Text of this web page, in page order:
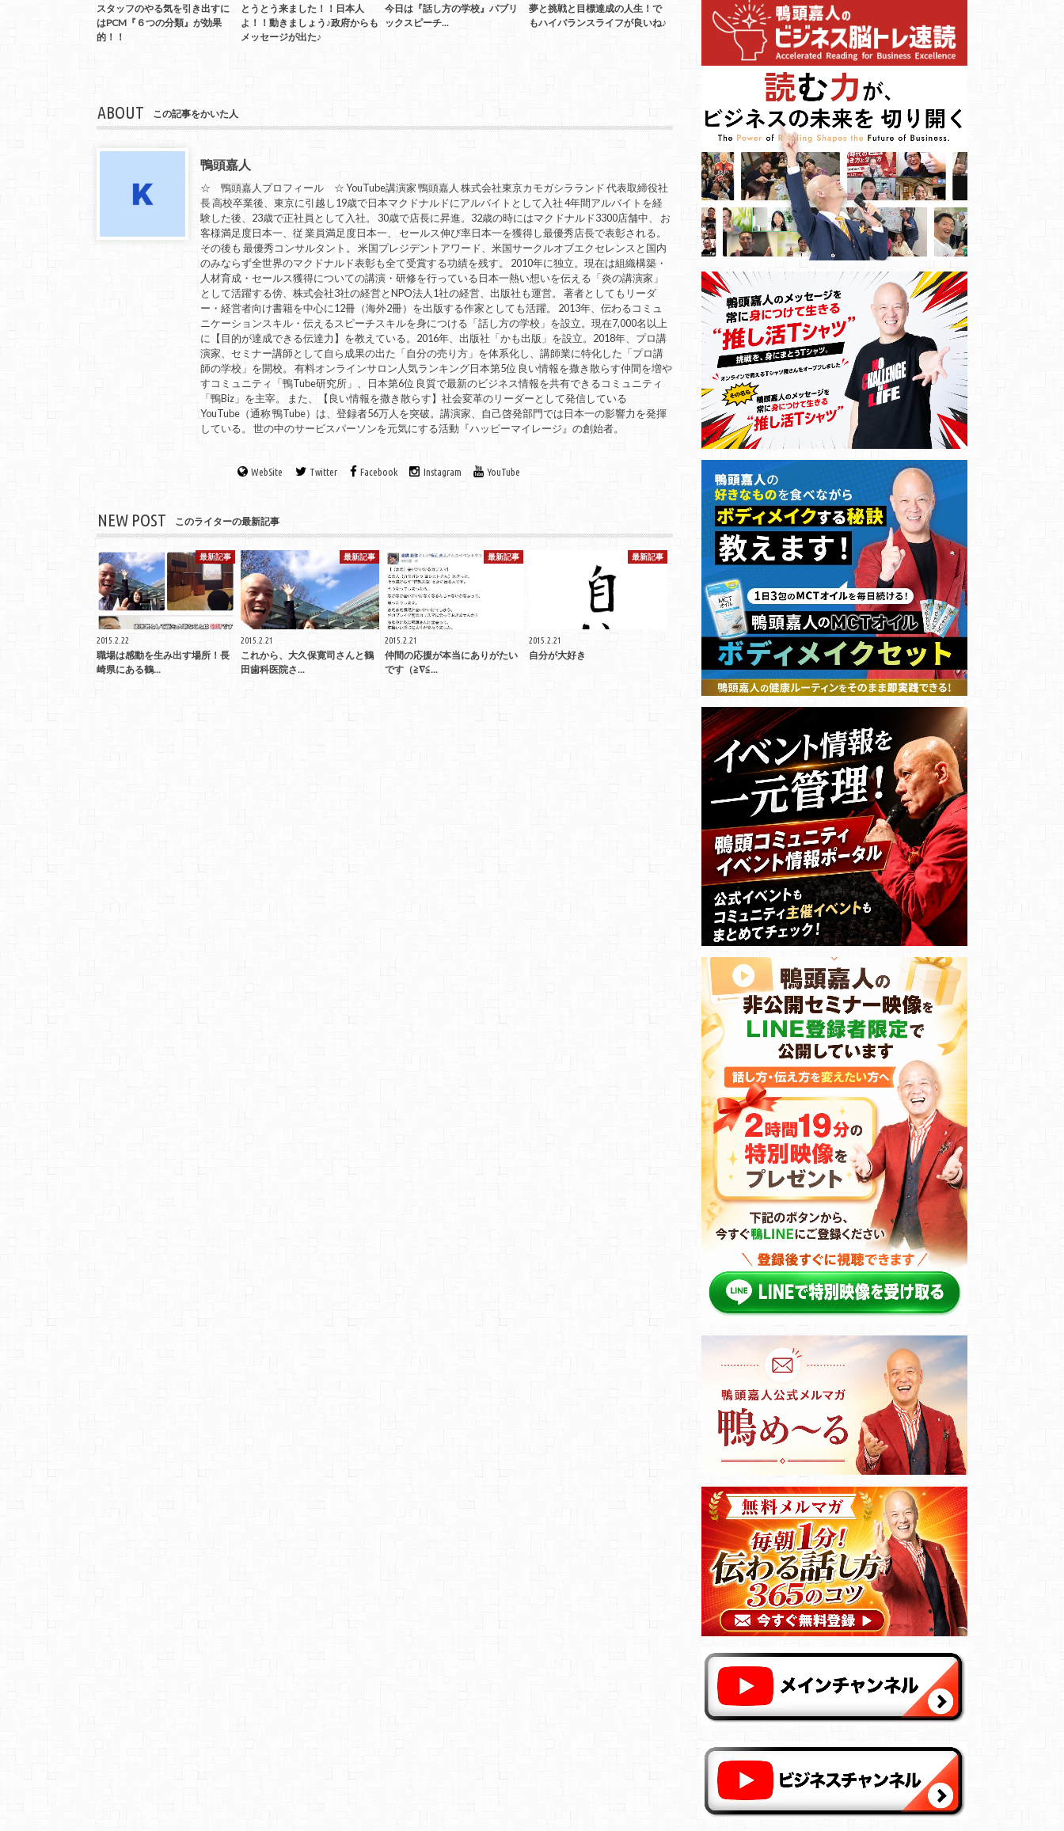
スタッフのやる気を引き出すに
はPCM『６つの分類』が効果
的！！
とうとう来ました！！日本人
よ！！動きましょう♪政府からも
メッセージが出た♪
今日は『話し方の学校』パブリ
ックスピーチ...
夢と挑戦と目標達成の人生！で
もハイバランスライフが良いね♪
ABOUT この記事をかいた人
鴨頭嘉人
☆ 鴨頭嘉人プロフィール ☆ YouTube講演家 鴨頭嘉人 株式会社東京カモガシラランド 代表取締役社
長 高校卒業後、東京に引越し19歳で日本マクドナルドにアルバイトとして入社 4年間アルバイトを経
験した後、23歳で正社員として入社。 30歳で店長に昇進。32歳の時にはマクドナルド3300店舗中、 お
客様満足度日本一、従 業員満足度日本一、 セールス伸び率日本一を獲得し最優秀店長で表彰される。
その後も 最優秀コンサルタント。 米国プレジデントアワード、米国サークルオブエクセレンスと国内
のみならず全世界のマクドナルド表彰も全て受賞する功績を残す。 2010年に独立。現在は組織構築・
人材育成・セールス獲得についての講演・研修を行っている日本一熱い想いを伝える「炎の講演家」
として活躍する傍、株式会社3社の経営とNPO法人1社の経営、出版社も運営。 著者としてもリーダ
ー・経営者向け書籍を中心に12冊（海外2冊）を出版する作家としても活躍。 2013年、伝わるコミュ
ニケーションスキル・伝えるスピーチスキルを身につける「話し方の学校」を設立。現在7,000名以上
に【目的が達成できる伝達力】を教えている。2016年、出版社「かも出版」を設立。2018年、プロ講
演家、セミナー講師として自ら成果の出た「自分の売り方」を体系化し、講師業に特化した「プロ講
師の学校」を開校。 有料オンラインサロン人気ランキング日本第5位 良い情報を撒き散らす仲間を増や
すコミュニティ「鴨Tube研究所」、日本第6位 良質で最新のビジネス情報を共有できるコミュニティ
「鴨Biz」を主宰。 また、【良い情報を撒き散らす】社会変革のリーダーとして発信している
YouTube（通称 鴨Tube）は、登録者56万人を突破。講演家、自己啓発部門では日本一の影響力を発揮
している。 世の中のサービスパーソンを元気にする活動『ハッピーマイレージ』の創始者。
WebSite Twitter Facebook Instagram YouTube
NEW POST このライターの最新記事
最新記事
2015.2.22
職場は感動を生み出す場所！長
崎県にある鶴...
最新記事
2015.2.21
これから、大久保寛司さんと鶴
田歯科医院さ...
最新記事
2015.2.21
仲間の応援が本当にありがたい
です（≧∇≦...
最新記事
2015.2.21
自分が大好き